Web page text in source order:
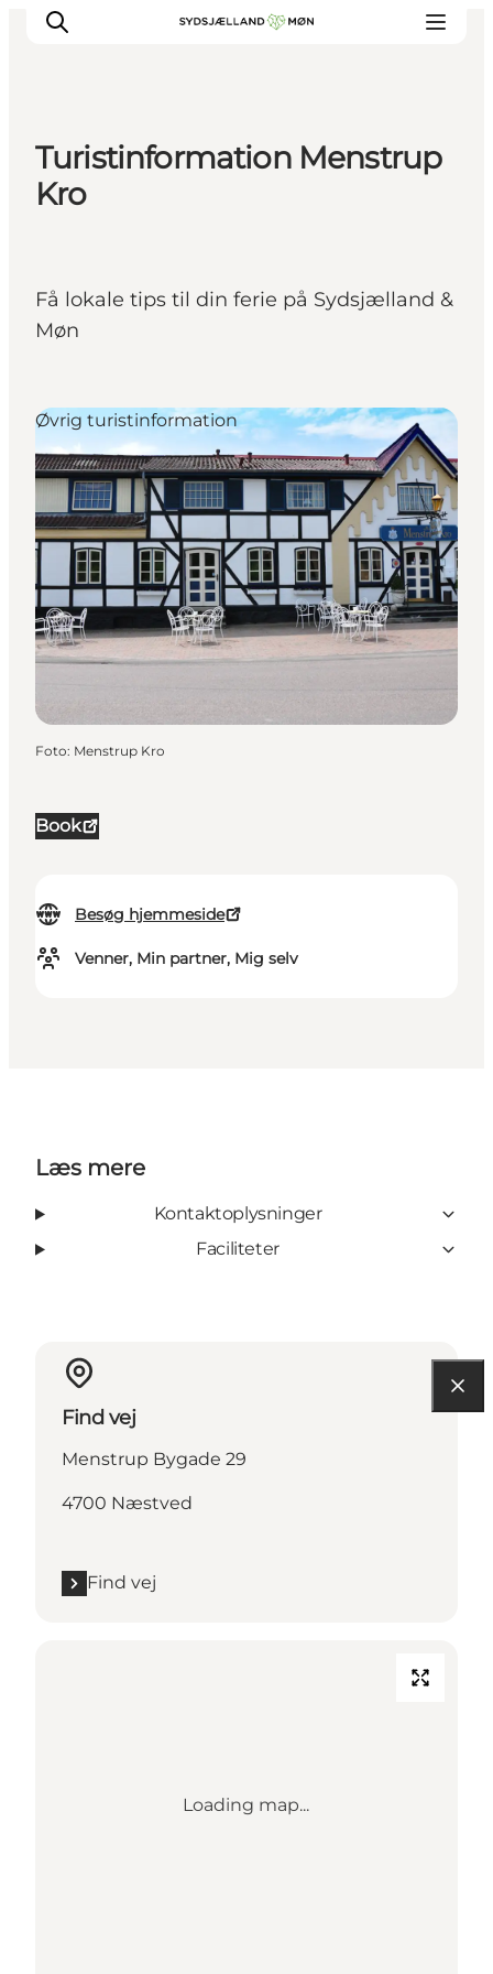
Oplev
Overnat
Planlæg din tur
Turistinformation Menstrup
Kro
Få lokale tips til din ferie på Sydsjælland &
Møn
Book
Besøg hjemmeside
Venner, Min partner, Mig selv
Øvrig turistinformation
Foto: Menstrup Kro
Læs mere
Kontaktoplysninger
Faciliteter
Find vej
Menstrup Bygade 29
4700 Næstved
Find vej
Loading map...